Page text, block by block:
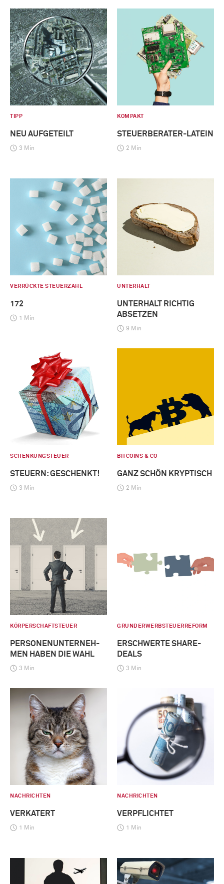
TIPP
NEU AUFGETEILT
3 Min
KOMPAKT
STEUERBERATER-LATEIN
2 Min
VERRÜCKTE STEUERZAHL
172
1 Min
UNTERHALT
UNTERHALT RICHTIG
ABSETZEN
9 Min
SCHENKUNGSTEUER
STEUERN: GESCHENKT!
3 Min
BITCOINS & CO
GANZ SCHÖN KRYPTISCH
2 Min
KÖRPERSCHAFTSTEUER
PERSONENUNTERNEH-
MEN HABEN DIE WAHL
3 Min
GRUNDERWERBSTEUERREFORM
ERSCHWERTE SHARE-
DEALS
3 Min
NACHRICHTEN
VERKATERT
1 Min
NACHRICHTEN
VERPFLICHTET
1 Min